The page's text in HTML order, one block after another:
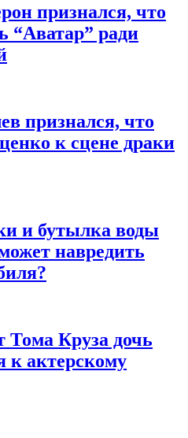
признался, что
“Аватар” ради
признался, что
к сцене драки
и бутылка воды
навредить
Тома Круза дочь
к актерскому